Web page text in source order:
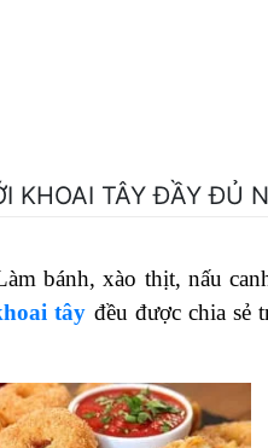
KHOAI TÂY ĐẦY ĐỦ
bánh, xào thịt, nấu
tây đều được chia sẻ